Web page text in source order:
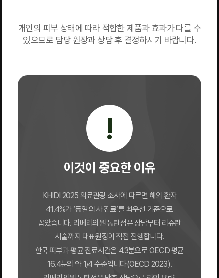
개인의 피부 상태에 따라 적합한 제품과 효과가 다를 수
있으므로 담당 원장과 상담 후 결정하시기 바랍니다.
!
이것이 중요한 이유
KHIDI 2025 의료관광 조사에 따르면 해외 환자
41.4%가 ‘동일 의사 진료’를 최우선 기준으로
꼽았습니다. 리베리의원 동탄점은 상담부터 리쥬란
시술까지 대표원장이 직접 진행합니다.
한국 피부과 평균 진료시간은 4.3분으로 OECD 평균
16.4분의 약 1/4 수준입니다(OECD 2023).